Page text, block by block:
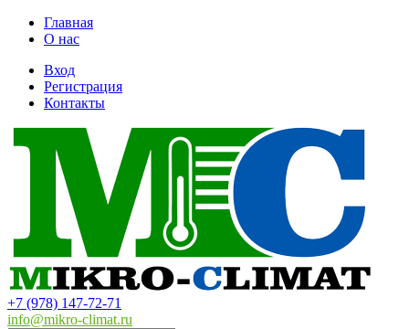
Главная
О нас
Вход
Регистрация
Контакты
+7 (978) 147-72-71
info@mikro-climat.ru